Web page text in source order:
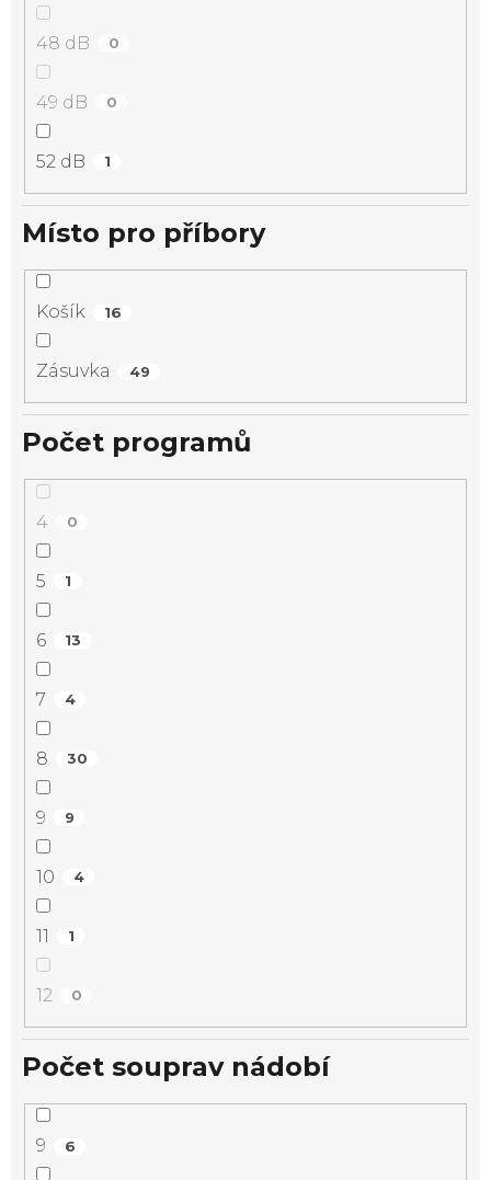
48 dB 0
49 dB 0
52 dB 1
Místo pro příbory
Košík 16
Zásuvka 49
Počet programů
4 0
5 1
6 13
7 4
8 30
9 9
10 4
11 1
12 0
Počet souprav nádobí
9 6